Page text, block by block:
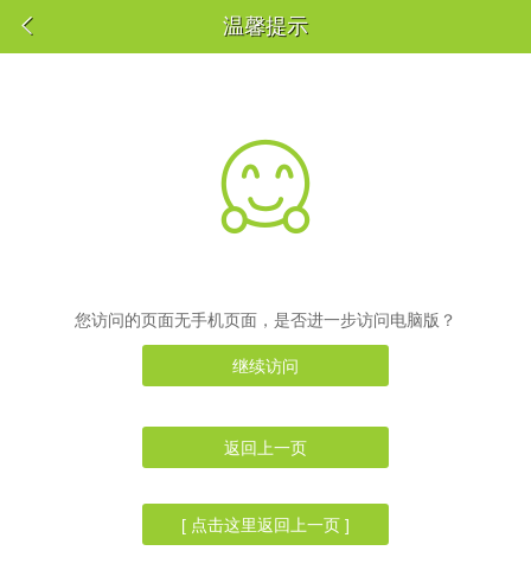
 温馨提示

您访问的页面无手机页面，是否进一步访问电脑版？
继续访问
返回上一页
[ 点击这里返回上一页 ]